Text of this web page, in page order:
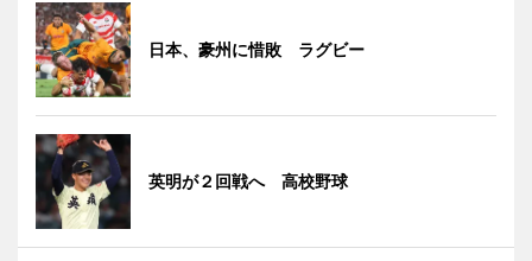
日本、豪州に惜敗 ラグビー
英明が２回戦へ 高校野球